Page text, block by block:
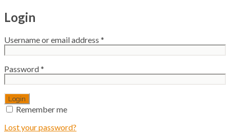
Login
Username or email address *
Password*
Remember me
Lost your password?